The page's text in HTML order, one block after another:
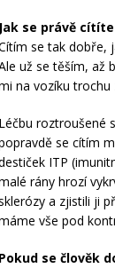
Jak se právě
se tak dobře,
už se těším, až
na vozíku trochu
Léčbu roztroušené
se cítím
ITP
rány hrozí
a zjistili ji
vše pod
Pokud se člověk